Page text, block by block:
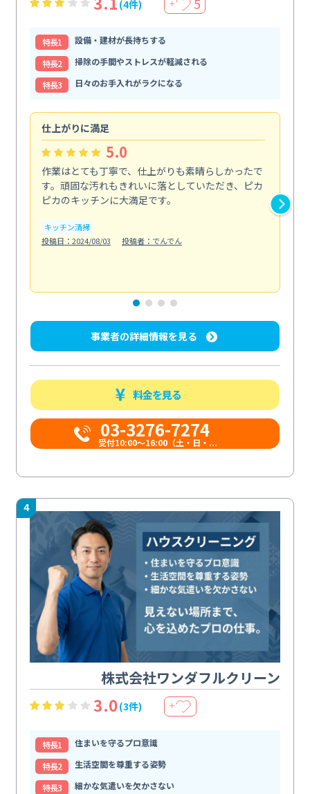
(4件) ＋ 5
特⻑1
設備・建材が長持ちする
特⻑2
掃除の手間やストレスが軽減される
特⻑3
日々のお手入れがラクになる
仕上がりに満足
5.0
作業はとても丁寧で、仕上がりも素晴らしかったで
す。頑固な汚れもきれいに落としていただき、ピカ
ピカのキッチンに大満足です。
キッチン清掃
投稿日：2024/08/03
投稿者：でんでん
事業者の詳細情報を見る
料金を見る
03-3276-7274
受付10:00〜16:00（土・日・...
4
株式会社ワンダフルクリーン
3.0(3件) ＋
特⻑1
住まいを守るプロ意識
特⻑2
生活空間を尊重する姿勢
特⻑3
細かな気遣いを欠かさない